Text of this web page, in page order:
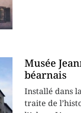
Musée
béarnais
Installé dans
traite de